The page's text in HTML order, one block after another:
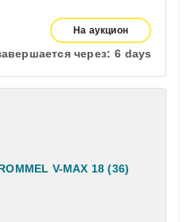
На аукцион
через: 6 days